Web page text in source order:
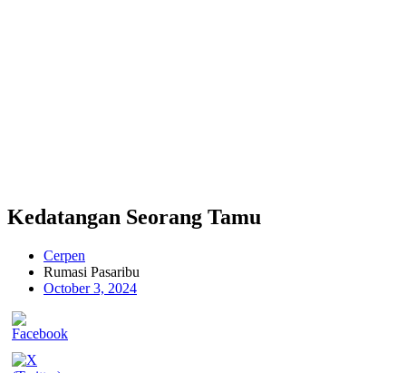
Kedatangan Seorang Tamu
Cerpen
Rumasi Pasaribu
October 3, 2024